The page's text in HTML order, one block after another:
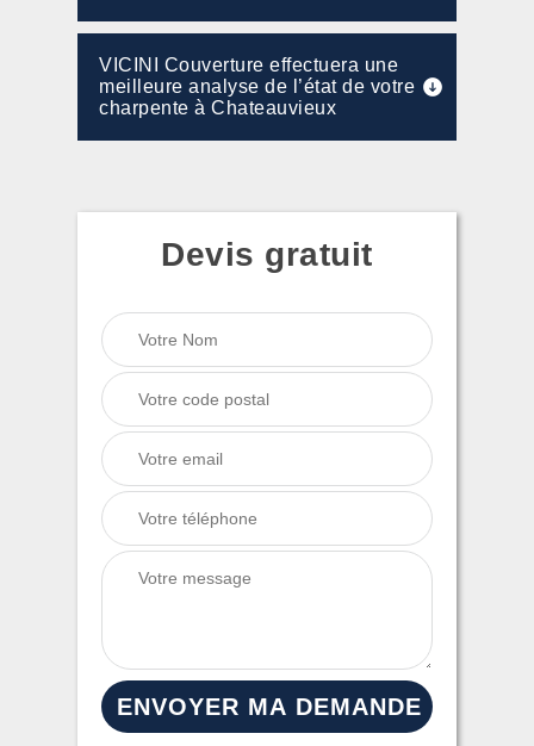
VICINI Couverture effectuera une
meilleure analyse de l’état de votre
charpente à Chateauvieux
Devis gratuit